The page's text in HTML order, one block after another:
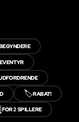
🏷️RABAT!
FOR 2 SPILLERE